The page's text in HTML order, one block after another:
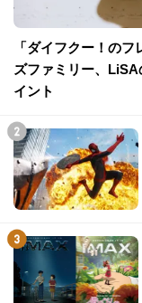
「ダイフクー！の
ズファミリー、
イント